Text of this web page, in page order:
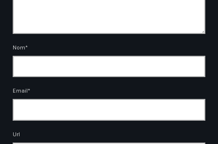
Nom*
Email*
Url